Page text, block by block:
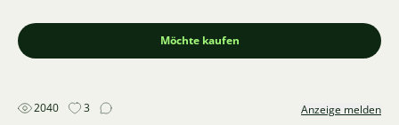
Möchte kaufen
2040 3 Anzeige melden